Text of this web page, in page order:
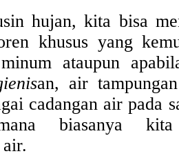
hujan, kita bisa
khusus yang
ataupun
an, air
cadangan air pada
biasanya